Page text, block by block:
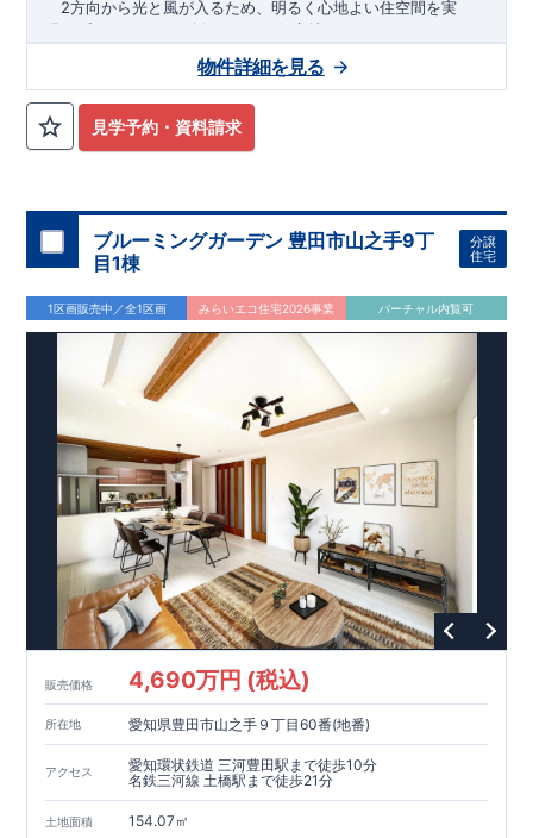
2方向から光と風が入るため、明るく心地よい住空間を実
現。プライバシーも確保しやすい好立地です♪
最寄りの矢部駅まで徒歩22分で、駅利用も可能。生活施設や
​◇アクセス◇
◇ロケーション◇
・相模原市立大野北小学校 徒歩22分
・コープときわ店 徒歩9分
・フードワン淵野辺店 徒歩20分
​・セブンイレブン町田常盤店 徒歩11分
◇ブルーミングガーデンのこだわり◇
【全棟自社一貫体制】
・誰が、何をしたか。が明確だからこそ、お客様の安心に繋が
ります。
・設計、施工、営業が互いに協力しあい、最良のプランを提供
いたします。
・不要な中間マージンを抑えることで、コストダウンに努めて
います。
【耐震等級3取得】
・東栄住宅の建物は、国が定めた耐震等級で最高の3を取得。
建築基準法で定められた、｢数百年に一度発生する地震に対し
て、倒壊、崩壊しない。｣という基準から、さらに1.5倍の耐震
力を達成しています。
【住宅性能評価ダブル取得】
・設計住宅性能評価：建物設計段階で、国が認めた第三者機関
が評価しています。
か、建設までに、計4回のチェックが行われます。
図面や書類上だけでなく、現場の施工状況を検査した上で、品
質を保証しています。
・東栄住宅は国が定める全7つの技術基準をクリアしています。
長期優良住宅とは、｢良い家を作って、きちんと手入れをして、
長く大切に使う｣ことを目的とした認定制度。住宅ローン減税、
見学予約・資料請求
物件詳細を見る
ブルーミングガーデン 豊田市山之手9丁
目1棟
分譲
住宅
1区画販売中／全1区画 みらいエコ住宅2026事業 バーチャル内覧可
販売価格 4,690万円 (税込)
所在地 愛知県豊田市山之手９丁目60番(地番)
アクセス
愛知環状鉄道 三河豊田駅まで徒歩10分
名鉄三河線 土橋駅まで徒歩21分
土地面積 154.07㎡